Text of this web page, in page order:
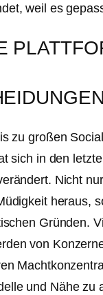
weil es
zu großen
sich in den
Nicht
heraus,
Gründen.
von
und Nähe zu